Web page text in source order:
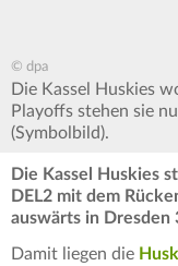
© dpa
Die Kassel Huskies
Playoffs stehen sie
(Symbolbild).
Die Kassel Huskies
DEL2 mit dem
auswärts in Dresden
Damit liegen die